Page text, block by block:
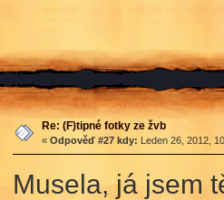
Re: (F)tipné fotky ze žvb
« Odpověď #27 kdy: Leden 26, 2012,
Musela, já jsem